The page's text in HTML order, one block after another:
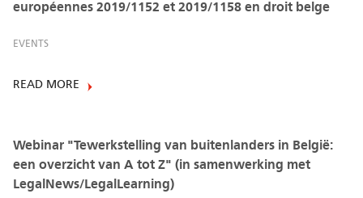
européennes 2019/1152 et 2019/1158 en droit belge
EVENTS
READ MORE
Webinar "Tewerkstelling van buitenlanders in België:
een overzicht van A tot Z" (in samenwerking met
LegalNews/LegalLearning)